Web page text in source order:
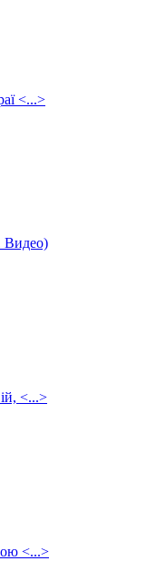
<...>
Видео)
<...>
<...>